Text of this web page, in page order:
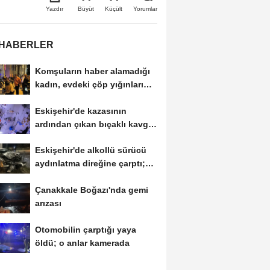
Yazdır Büyüt Küçült Yorumlar
Komşuların haber alamadığı
kadın, evdeki çöp yığınları
Eskişehir'de kazasının
ardından çıkan bıçaklı kavga
Eskişehir'de alkollü sürücü
aydınlatma direğine çarptı;
Çanakkale Boğazı'nda gemi
arızası
Otomobilin çarptığı yaya
öldü; o anlar kamerada